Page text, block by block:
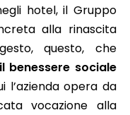
hotel, il Gruppo
alla rinascita
questo, che
benessere sociale
l’azienda opera da
vocazione alla